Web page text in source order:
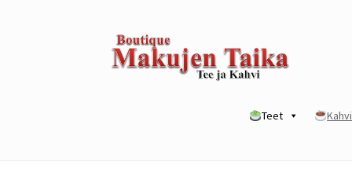
Siirry
navigointiin
Siirry
sisältöön
Teet